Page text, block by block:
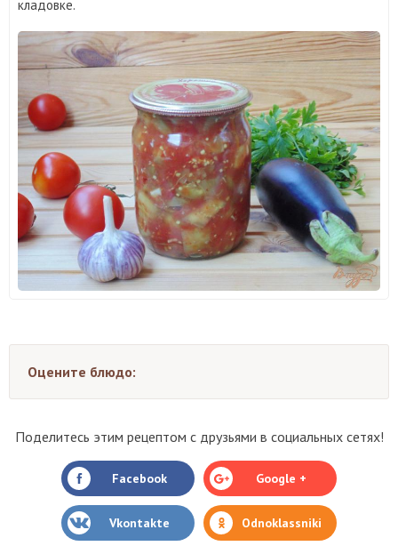
кладовке.
Оцените блюдо:
Поделитесь этим рецептом с друзьями в социальных сетях!
Facebook Google +
Vkontakte Odnoklassniki